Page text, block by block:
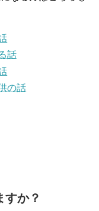
話
の話
すか？